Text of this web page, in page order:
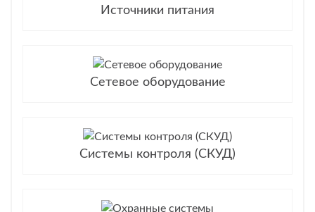
Источники питания
Сетевое оборудование
Системы контроля (СКУД)